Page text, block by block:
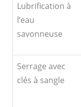
Lubrification à
l’eau
savonneuse
Serrage avec
clés à sangle